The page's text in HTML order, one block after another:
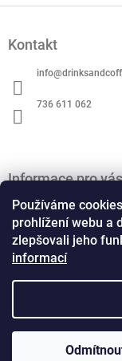
Používáme
prohlížení webu a
zlepšovali jeho
informací
Kontakt
info@
736 611 062
Informace pro vás
O nás
Obchodní podmínky
Podmínky ochrany
Kontaktní formulář
Vytvořil Shoptet